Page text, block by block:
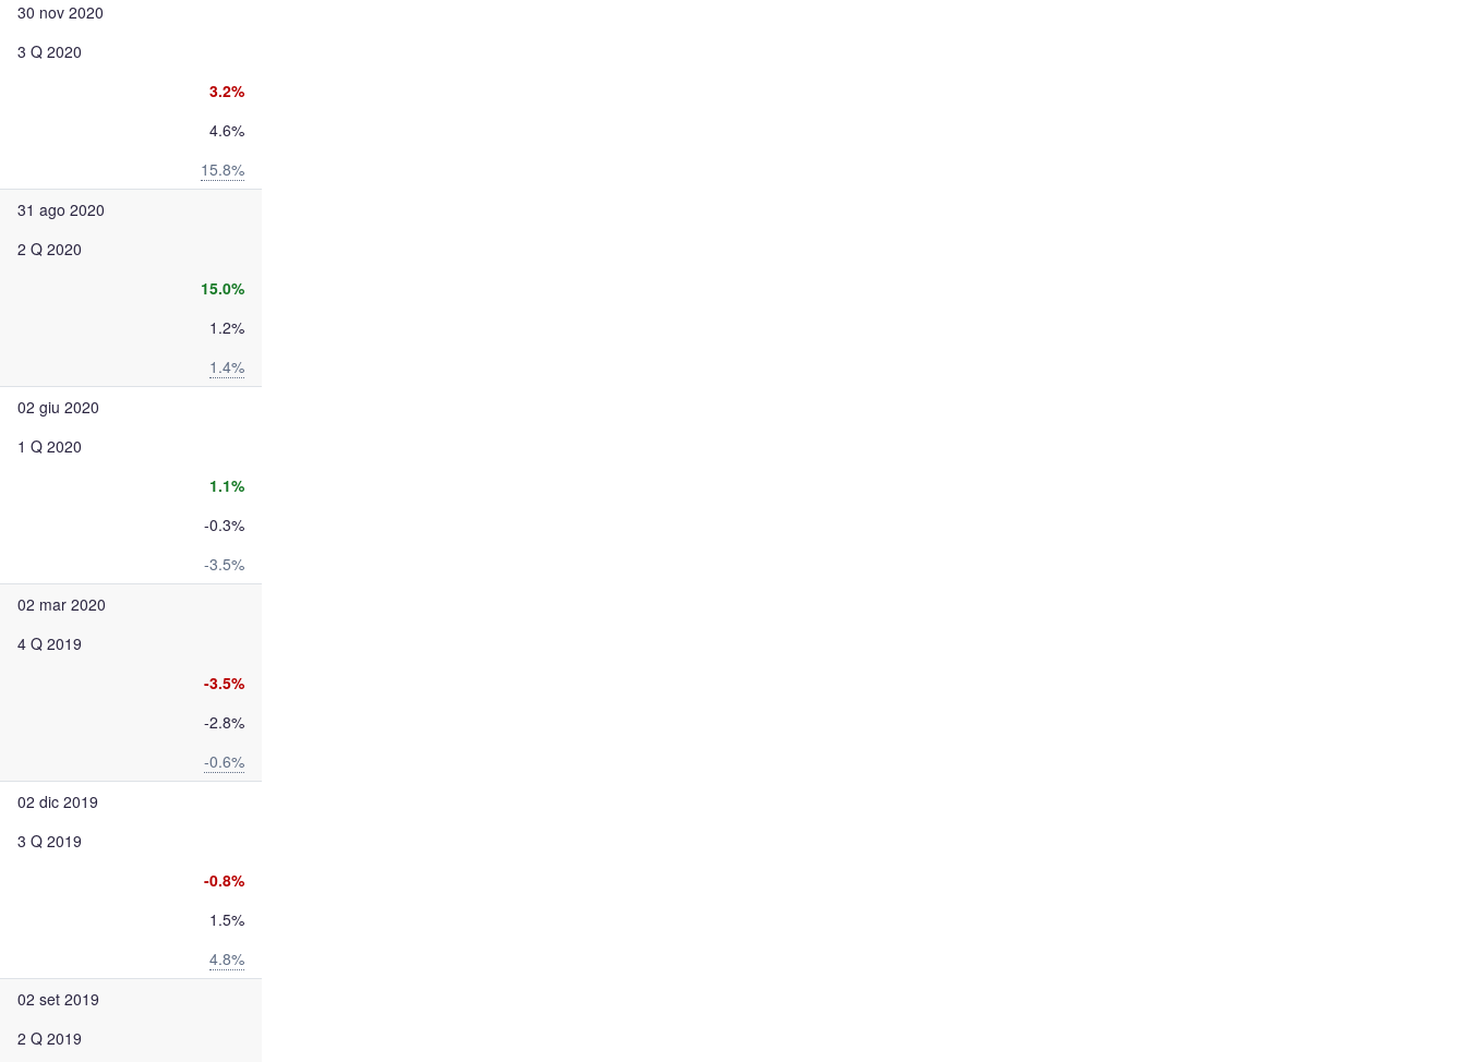
30 nov 2020
3 Q 2020
3.2%
4.6%
15.8%
31 ago 2020
2 Q 2020
15.0%
1.2%
1.4%
02 giu 2020
1 Q 2020
1.1%
-0.3%
-3.5%
02 mar 2020
4 Q 2019
-3.5%
-2.8%
-0.6%
02 dic 2019
3 Q 2019
-0.8%
1.5%
4.8%
02 set 2019
2 Q 2019